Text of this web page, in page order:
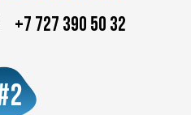
+7 727 390 50 32